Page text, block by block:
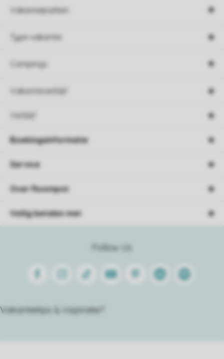
Vakantieparken
Type vakantie
Campings
Vakantieverblijf
Verblijf
Follow Us
FacebookInstagram
Tiktok Youtube PinterestLinkedinSpotify
Vakantietips & inspiratie?
Boekingsinformatie
Service
Over Roompot
Veilig betalen met